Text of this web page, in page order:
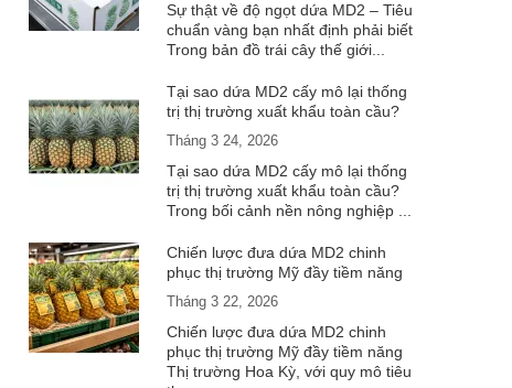
Sự thật về độ ngọt dứa MD2 – Tiêu
chuẩn vàng bạn nhất định phải biết
Trong bản đồ trái cây thế giới...
Tại sao dứa MD2 cấy mô lại thống
trị thị trường xuất khẩu toàn cầu?
Tháng 3 24, 2026
Tại sao dứa MD2 cấy mô lại thống
trị thị trường xuất khẩu toàn cầu?
Trong bối cảnh nền nông nghiệp ...
Chiến lược đưa dứa MD2 chinh
phục thị trường Mỹ đầy tiềm năng
Tháng 3 22, 2026
Chiến lược đưa dứa MD2 chinh
phục thị trường Mỹ đầy tiềm năng
Thị trường Hoa Kỳ, với quy mô tiêu